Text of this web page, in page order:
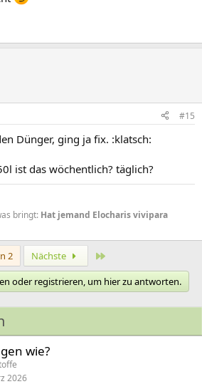
#15
Dünger, ging ja fix. :klatsch:
ist das wöchentlich? täglich?
bringt: Hat jemand Elocharis vivipara
2 Nächste
oder registrieren, um hier zu antworten.
wie?
2026